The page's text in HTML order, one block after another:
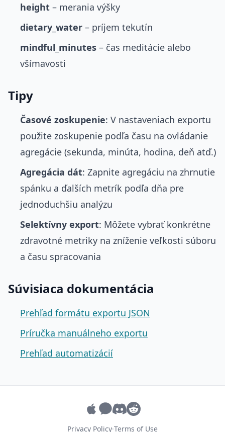
height – merania výšky
dietary_water – príjem tekutín
mindful_minutes – čas meditácie alebo
všímavosti
Tipy
Časové zoskupenie: V nastaveniach exportu
použite zoskupenie podľa času na ovládanie
agregácie (sekunda, minúta, hodina, deň atď.)
Agregácia dát: Zapnite agregáciu na zhrnutie
spánku a ďalších metrík podľa dňa pre
jednoduchšiu analýzu
Selektívny export: Môžete vybrať konkrétne
zdravotné metriky na zníženie veľkosti súboru
a času spracovania
Súvisiaca dokumentácia
Prehľad formátu exportu JSON
Príručka manuálneho exportu
Prehľad automatizácií
Privacy Policy·Terms of Use